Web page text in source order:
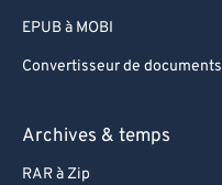
EPUB à MOBI
Convertisseur de documents
Archives & temps
RAR à Zip